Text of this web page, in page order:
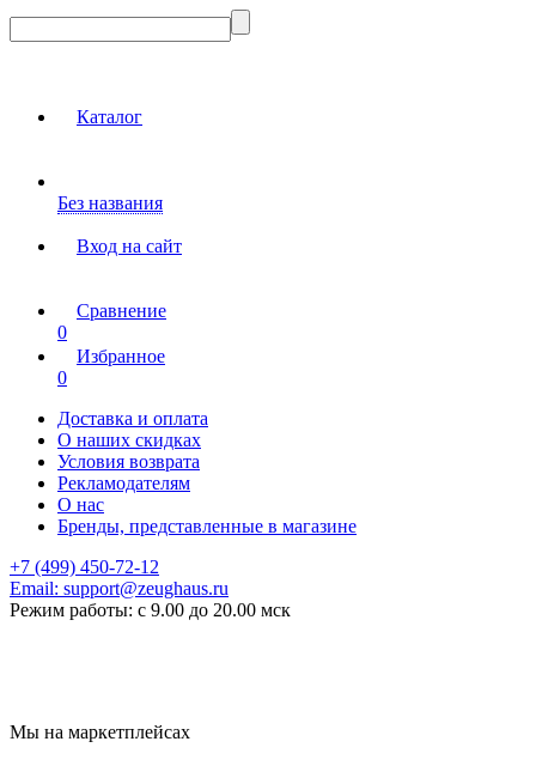
Каталог
Без названия
Вход на сайт
Сравнение
0
Избранное
0
Доставка и оплата
О наших скидках
Условия возврата
Рекламодателям
О нас
Бренды, представленные в магазине
+7 (499) 450-72-12
Email: support@zeughaus.ru
Режим работы: с 9.00 до 20.00 мск
Мы на маркетплейсах